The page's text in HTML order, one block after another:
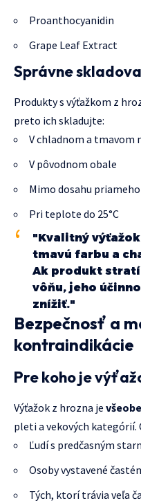
Proanthocyanidin
Grape Leaf Extract
Správne
Produkty s výťažkom z
preto ich skladujte:
V chladnom a tmavom
V pôvodnom obale
Mimo dosahu
Pri teplote do 25°C
"Kvalitný
tmavú farbu a
Ak produkt
vôňu, jeho
znížiť."
Bezpečnosť a
kontraindikácie
Pre koho je
Výťažok z hrozna je
pleti a vekových kategórií.
Ľudí s predčasným
Osoby vystavené
Tých, ktorí trávia veľa